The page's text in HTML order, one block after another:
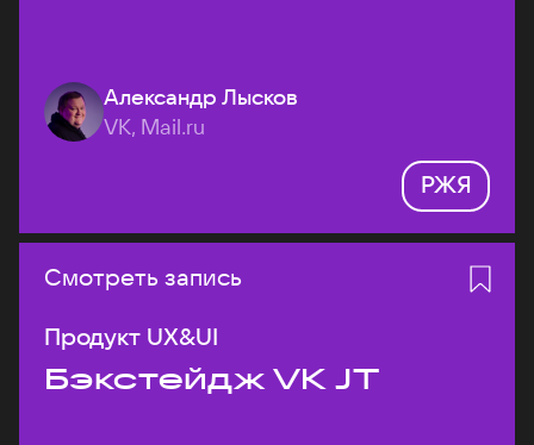
Александр Лысков
VK, Mail.ru
РЖЯ
Смотреть запись
Продукт UX&UI
Бэкстейдж VK JT